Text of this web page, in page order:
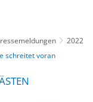
2022
schreitet voran